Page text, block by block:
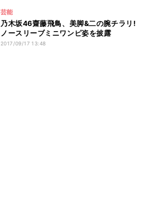
芸能
乃木坂46齋藤飛鳥、美脚&二の腕チラリ!
ノースリーブミニワンピ姿を披露
2017/09/17 13:48